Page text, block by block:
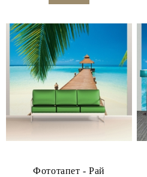
Фототапет - Рай